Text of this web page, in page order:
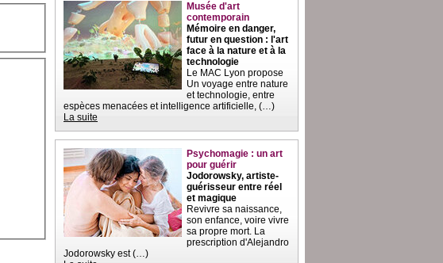
Musée d'art
contemporain
Mémoire en danger,
futur en question : l'art
face à la nature et à la
technologie
Le MAC Lyon propose
Un voyage entre nature
et technologie, entre
espèces menacées et intelligence artificielle, (…)
La suite
Psychomagie : un art
pour guérir
Jodorowsky, artiste-
guérisseur entre réel
et magique
Revivre sa naissance,
son enfance, voire vivre
sa propre mort. La
prescription d'Alejandro
Jodorowsky est (…)